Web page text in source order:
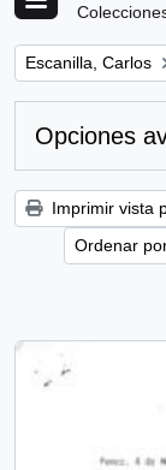
Remove filter:
Escanilla, Carlos
Opciones
Imprimir vista
Ordenar